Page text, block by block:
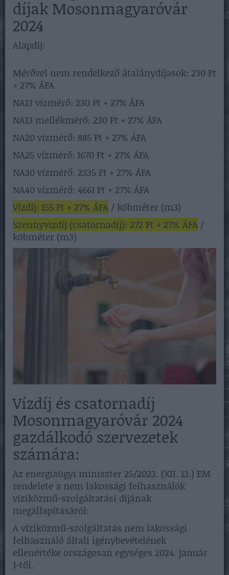
díjak Mosonmagyaróvár
2024
Alapdíj:
Mérővel nem rendelkező átalánydíjasok: 230 Ft
+ 27% ÁFA
NA13 vízmérő: 230 Ft + 27% ÁFA
NA13 mellékmérő: 230 Ft + 27% ÁFA
NA20 vízmérő: 885 Ft + 27% ÁFA
NA25 vízmérő: 1670 Ft + 27% ÁFA
NA30 vízmérő: 2335 Ft + 27% ÁFA
NA40 vízmérő: 4661 Ft + 27% ÁFA
Vízdíj: 155 Ft + 27% ÁFA / köbméter (m3)
Szennyvízdíj (csatornadíj): 272 Ft + 27% ÁFA /
köbméter (m3)
Vízdíj és csatornadíj
Mosonmagyaróvár 2024
gazdálkodó szervezetek
számára:
Az energiaügyi miniszter 25/2023. (XII. 13.) EM
rendelete a nem lakossági felhasználók
víziközmű-szolgáltatási díjának
megállapításáról:
A víziközmű-szolgáltatás nem lakossági
felhasználó általi igénybevételének
ellenértéke országosan egységes 2024. január
1-től.